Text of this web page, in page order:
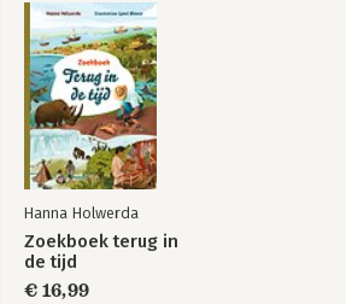
Hanna Holwerda
Zoekboek terug in
de tijd
€ 16,99